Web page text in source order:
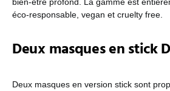
bien-être profond. La gamme est
éco-responsable, vegan et cruelty free.
Deux masques en stick
Deux masques en version stick sont